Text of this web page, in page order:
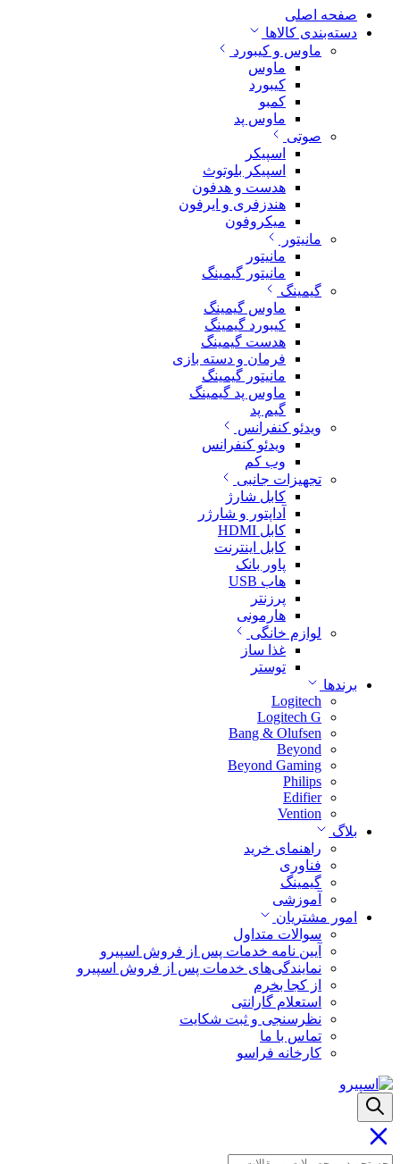
صفحه اصلی
دسته‌بندی کالاها
ماوس و کیبورد
ماوس
کیبورد
کمبو
ماوس پد
صوتی
اسپیکر
اسپیکر بلوتوث
هدست و هدفون
هندزفری و ایرفون
میکروفون
مانیتور
مانیتور
مانیتور گیمینگ
گیمینگ
ماوس گیمینگ
کیبورد گیمینگ
هدست گیمینگ
فرمان و دسته بازی
مانیتور گیمینگ
ماوس پد گیمینگ
گیم پد
ویدئو کنفرانس
ویدئو کنفرانس
وب کم
تجهیزات جانبی
کابل شارژ
آداپتور و شارژر
کابل HDMI
کابل اینترنت
پاور بانک
هاب USB
پرزنتر
هارمونی
لوازم خانگی
غذا ساز
توستر
برندها
Logitech
Logitech G
Bang & Olufsen
Beyond
Beyond Gaming
Philips
Edifier
Vention
بلاگ
راهنمای خرید
فناوری
گیمینگ
آموزشی
امور مشتریان
سوالات متداول
آیین نامه خدمات پس از فروش اسپیرو
نمایندگی‌های خدمات پس از فروش اسپیرو
از کجا بخرم
استعلام گارانتی
نظرسنجی و ثبت شکایت
تماس با ما
کارخانه فراسو